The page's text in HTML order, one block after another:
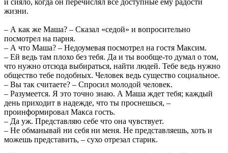
и сияло, когда он перечислял все доступные ему радости
жизни.
– А как же Маша? – Сказал «седой» и вопросительно
посмотрел на парня.
– А что Маша? – Недоумевая посмотрел на гостя Максим.
– Ей ведь там плохо без тебя. Да и ты вообще-то думал о том,
что нужно отсюда выбираться, найти людей. Тебе ведь нужно
общество тебе подобных. Человек ведь существо социальное.
– Вы так считаете? – Спросил молодой человек.
– Разумеется. Я это точно знаю. А Маша ждет тебя; каждый
день приходит в надежде, что ты проснешься, –
проинформировал Макса гость.
– Да уж. Представляю себе что она чувствует.
– Не обманывай ни себя ни меня. Не представляешь, хоть и
можешь представить, – сухо отрезал старик.